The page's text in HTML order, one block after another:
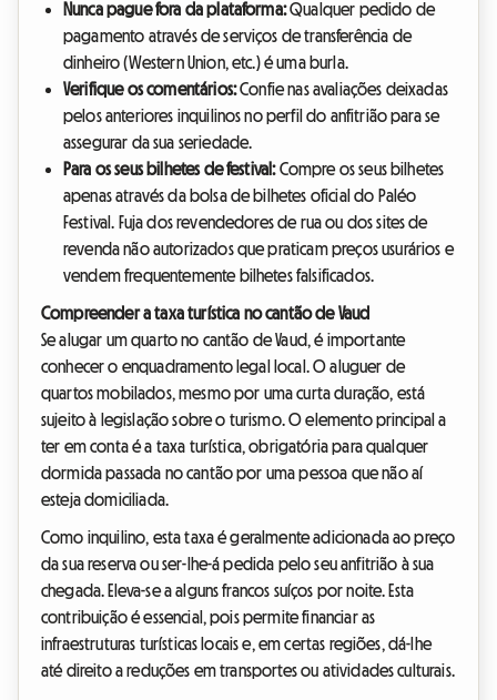
Nunca pague fora da plataforma:Qualquer pedido de
pagamento através de serviços de transferência de
dinheiro (Western Union, etc.) é uma burla.
Verifique os comentários:Confie nas avaliações deixadas
pelos anteriores inquilinos no perfil do anfitrião para se
assegurar da sua seriedade.
Para os seus bilhetes de festival:Compre os seus bilhetes
apenas através da bolsa de bilhetes oficial do Paléo
Festival. Fuja dos revendedores de rua ou dos sites de
revenda não autorizados que praticam preços usurários e
vendem frequentemente bilhetes falsificados.
Compreender a taxa turística no cantão de Vaud
Se alugar um quarto no cantão de Vaud, é importante
conhecer o enquadramento legal local. O aluguer de
quartos mobilados, mesmo por uma curta duração, está
sujeito à legislação sobre o turismo. O elemento principal a
ter em conta é a taxa turística, obrigatória para qualquer
dormida passada no cantão por uma pessoa que não aí
esteja domiciliada.
Como inquilino, esta taxa é geralmente adicionada ao preço
da sua reserva ou ser-lhe-á pedida pelo seu anfitrião à sua
chegada. Eleva-se a alguns francos suíços por noite. Esta
contribuição é essencial, pois permite financiar as
infraestruturas turísticas locais e, em certas regiões, dá-lhe
até direito a reduções em transportes ou atividades culturais.